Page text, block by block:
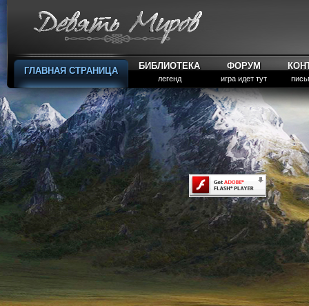
ГЛАВНАЯ СТРАНИЦА БИБЛИОТЕКА
легенд
ФОРУМ
игра идет тут